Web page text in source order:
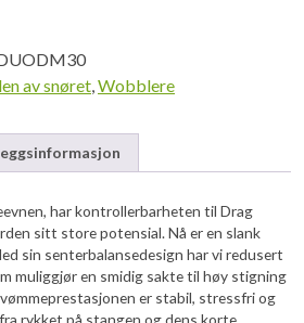
av snøret,Wobblere
har kontrollerbarheten til Drag
sitt store potensial. Nå er en slank
sin senterbalansedesign har vi redusert
muliggjør en smidig sakte til høy stigning
er stabil, stressfri og
rykket på stangen og dens korte